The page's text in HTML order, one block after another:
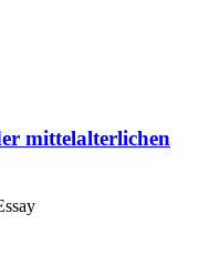
mittelalterlichen